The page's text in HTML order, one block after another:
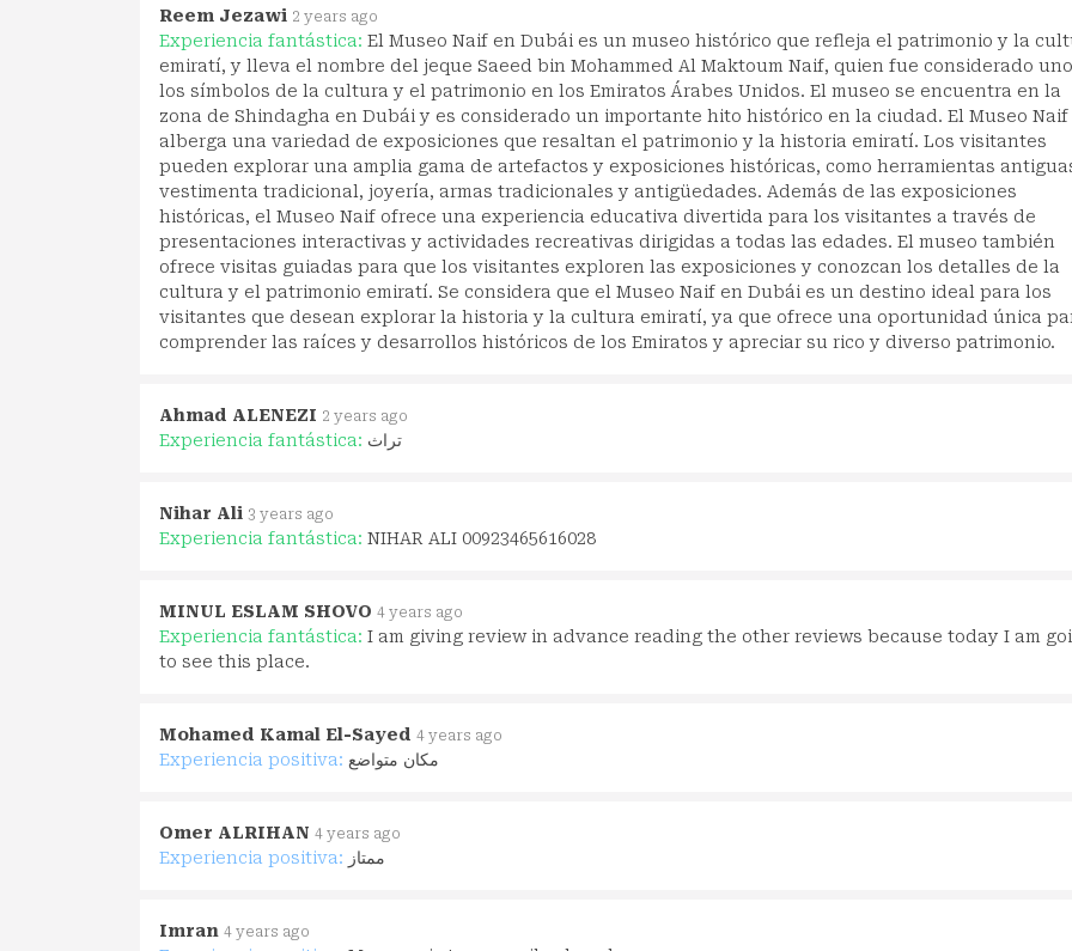
Reem Jezawi 2 years ago
Experiencia fantástica: El Museo Naif en Dubái es un museo histórico que refleja el patrimonio y la
emiratí, y lleva el nombre del jeque Saeed bin Mohammed Al Maktoum Naif, quien fue considerado
los símbolos de la cultura y el patrimonio en los Emiratos Árabes Unidos. El museo se encuentra en la
zona de Shindagha en Dubái y es considerado un importante hito histórico en la ciudad. El Museo Naif
alberga una variedad de exposiciones que resaltan el patrimonio y la historia emiratí. Los visitantes
pueden explorar una amplia gama de artefactos y exposiciones históricas, como herramientas
vestimenta tradicional, joyería, armas tradicionales y antigüedades. Además de las exposiciones
históricas, el Museo Naif ofrece una experiencia educativa divertida para los visitantes a través de
presentaciones interactivas y actividades recreativas dirigidas a todas las edades. El museo también
ofrece visitas guiadas para que los visitantes exploren las exposiciones y conozcan los detalles de la
cultura y el patrimonio emiratí. Se considera que el Museo Naif en Dubái es un destino ideal para los
visitantes que desean explorar la historia y la cultura emiratí, ya que ofrece una oportunidad única
comprender las raíces y desarrollos históricos de los Emiratos y apreciar su rico y diverso patrimonio.
Ahmad ALENEZI 2 years ago
Experiencia fantástica: تراث
Nihar Ali 3 years ago
Experiencia fantástica: NIHAR ALI 00923465616028
MINUL ESLAM SHOVO 4 years ago
Experiencia fantástica: I am giving review in advance reading the other reviews because today I am
to see this place.
Mohamed Kamal El-Sayed 4 years ago
Experiencia positiva: مكان متواضع
Omer ALRIHAN 4 years ago
Experiencia positiva: ممتاز
Imran 4 years ago